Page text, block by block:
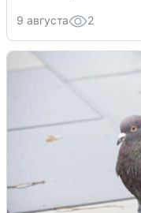
9 августа 2